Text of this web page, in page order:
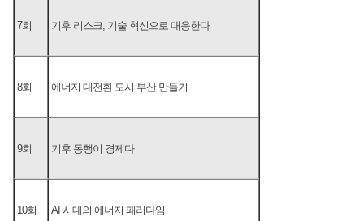
7회 기후 리스크, 기술 혁신으로 대응한다
8회 에너지 대전환 도시 부산 만들기
9회 기후 동행이 경제다
10회 AI 시대의 에너지 패러다임